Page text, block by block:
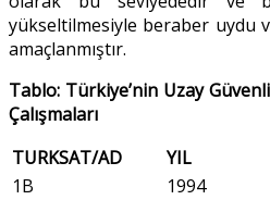
yükseltilmesiyle beraber uydu
amaçlanmıştır.
Tablo: Türkiye’nin Uzay
Çalışmaları
TURKSAT/AD
YIL
1B
1994